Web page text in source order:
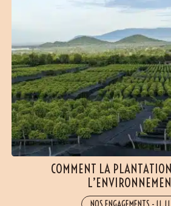
COMMENT LA
NOS ENGAGEMENTS -